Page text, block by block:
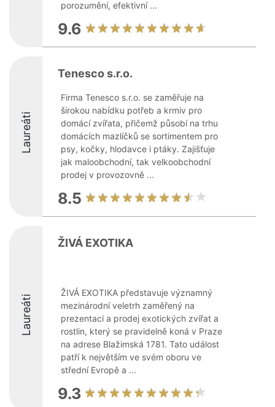
porozumění, efektivní ...
9.6
Laureáti
Tenesco s.r.o.
Firma Tenesco s.r.o. se zaměřuje na
širokou nabídku potřeb a krmiv pro
domácí zvířata, přičemž působí na trhu
domácích mazlíčků se sortimentem pro
psy, kočky, hlodavce i ptáky. Zajišťuje
jak maloobchodní, tak velkoobchodní
prodej v provozovně ...
8.5
Laureáti
ŽIVÁ EXOTIKA
ŽIVÁ EXOTIKA představuje významný
mezinárodní veletrh zaměřený na
prezentaci a prodej exotických zvířat a
rostlin, který se pravidelně koná v Praze
na adrese Blažimská 1781. Tato událost
patří k největším ve svém oboru ve
střední Evropě a ...
9.3